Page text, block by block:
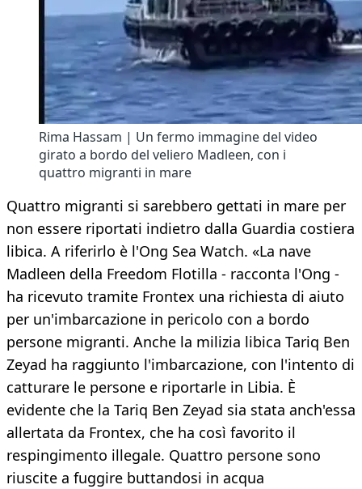
Rima Hassam | Un fermo immagine del video
girato a bordo del veliero Madleen, con i
quattro migranti in mare
Quattro migranti si sarebbero gettati in mare per
non essere riportati indietro dalla Guardia costiera
libica. A riferirlo è l'Ong Sea Watch. «La nave
Madleen della Freedom Flotilla - racconta l'Ong -
ha ricevuto tramite Frontex una richiesta di aiuto
per un'imbarcazione in pericolo con a bordo
persone migranti. Anche la milizia libica Tariq Ben
Zeyad ha raggiunto l'imbarcazione, con l'intento di
catturare le persone e riportarle in Libia. È
evidente che la Tariq Ben Zeyad sia stata anch'essa
allertata da Frontex, che ha così favorito il
respingimento illegale. Quattro persone sono
riuscite a fuggire buttandosi in acqua